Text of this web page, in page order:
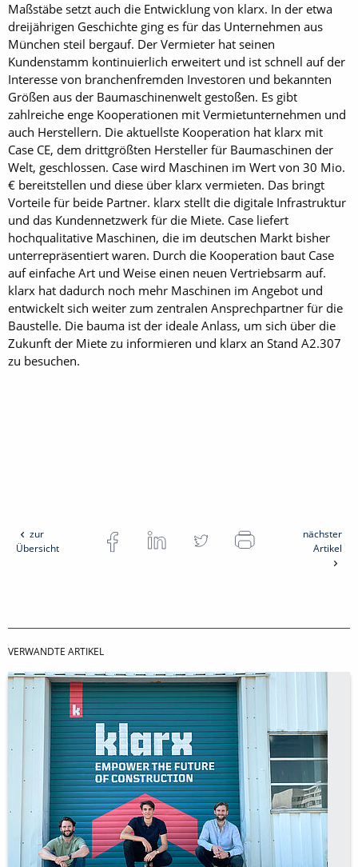
Maßstäbe setzt auch die Entwicklung von klarx. In der etwa
dreijährigen Geschichte ging es für das Unternehmen aus
München steil bergauf. Der Vermieter hat seinen
Kundenstamm kontinuierlich erweitert und ist schnell auf der
Interesse von branchenfremden Investoren und bekannten
Größen aus der Baumaschinenwelt gestoßen. Es gibt
zahlreiche enge Kooperationen mit Vermietunternehmen und
auch Herstellern. Die aktuellste Kooperation hat klarx mit
Case CE, dem drittgrößten Hersteller für Baumaschinen der
Welt, geschlossen. Case wird Maschinen im Wert von 30 Mio.
€ bereitstellen und diese über klarx vermieten. Das bringt
Vorteile für beide Partner. klarx stellt die digitale Infrastruktur
und das Kundennetzwerk für die Miete. Case liefert
hochqualitative Maschinen, die im deutschen Markt bisher
unterrepräsentiert waren. Durch die Kooperation baut Case
auf einfache Art und Weise einen neuen Vertriebsarm auf.
klarx hat dadurch noch mehr Maschinen im Angebot und
entwickelt sich weiter zum zentralen Ansprechpartner für die
Baustelle. Die bauma ist der ideale Anlass, um sich über die
Zukunft der Miete zu informieren und klarx an Stand A2.307
zu besuchen.
zur
Übersicht
nächster
Artikel
VERWANDTE ARTIKEL